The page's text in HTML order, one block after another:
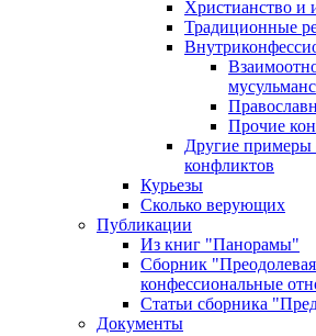
Христианство и
Традиционные
Прочие
Другие примеры
конфликтов
Курьезы
Сколько верующих
Публикации
Из книг "Панорамы"
Сборник "Преодолевая
конфессиональные
Статьи сборника
Документы